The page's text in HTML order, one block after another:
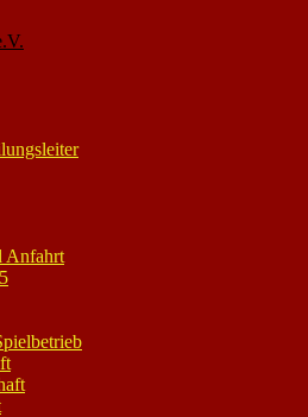
Anfahrt